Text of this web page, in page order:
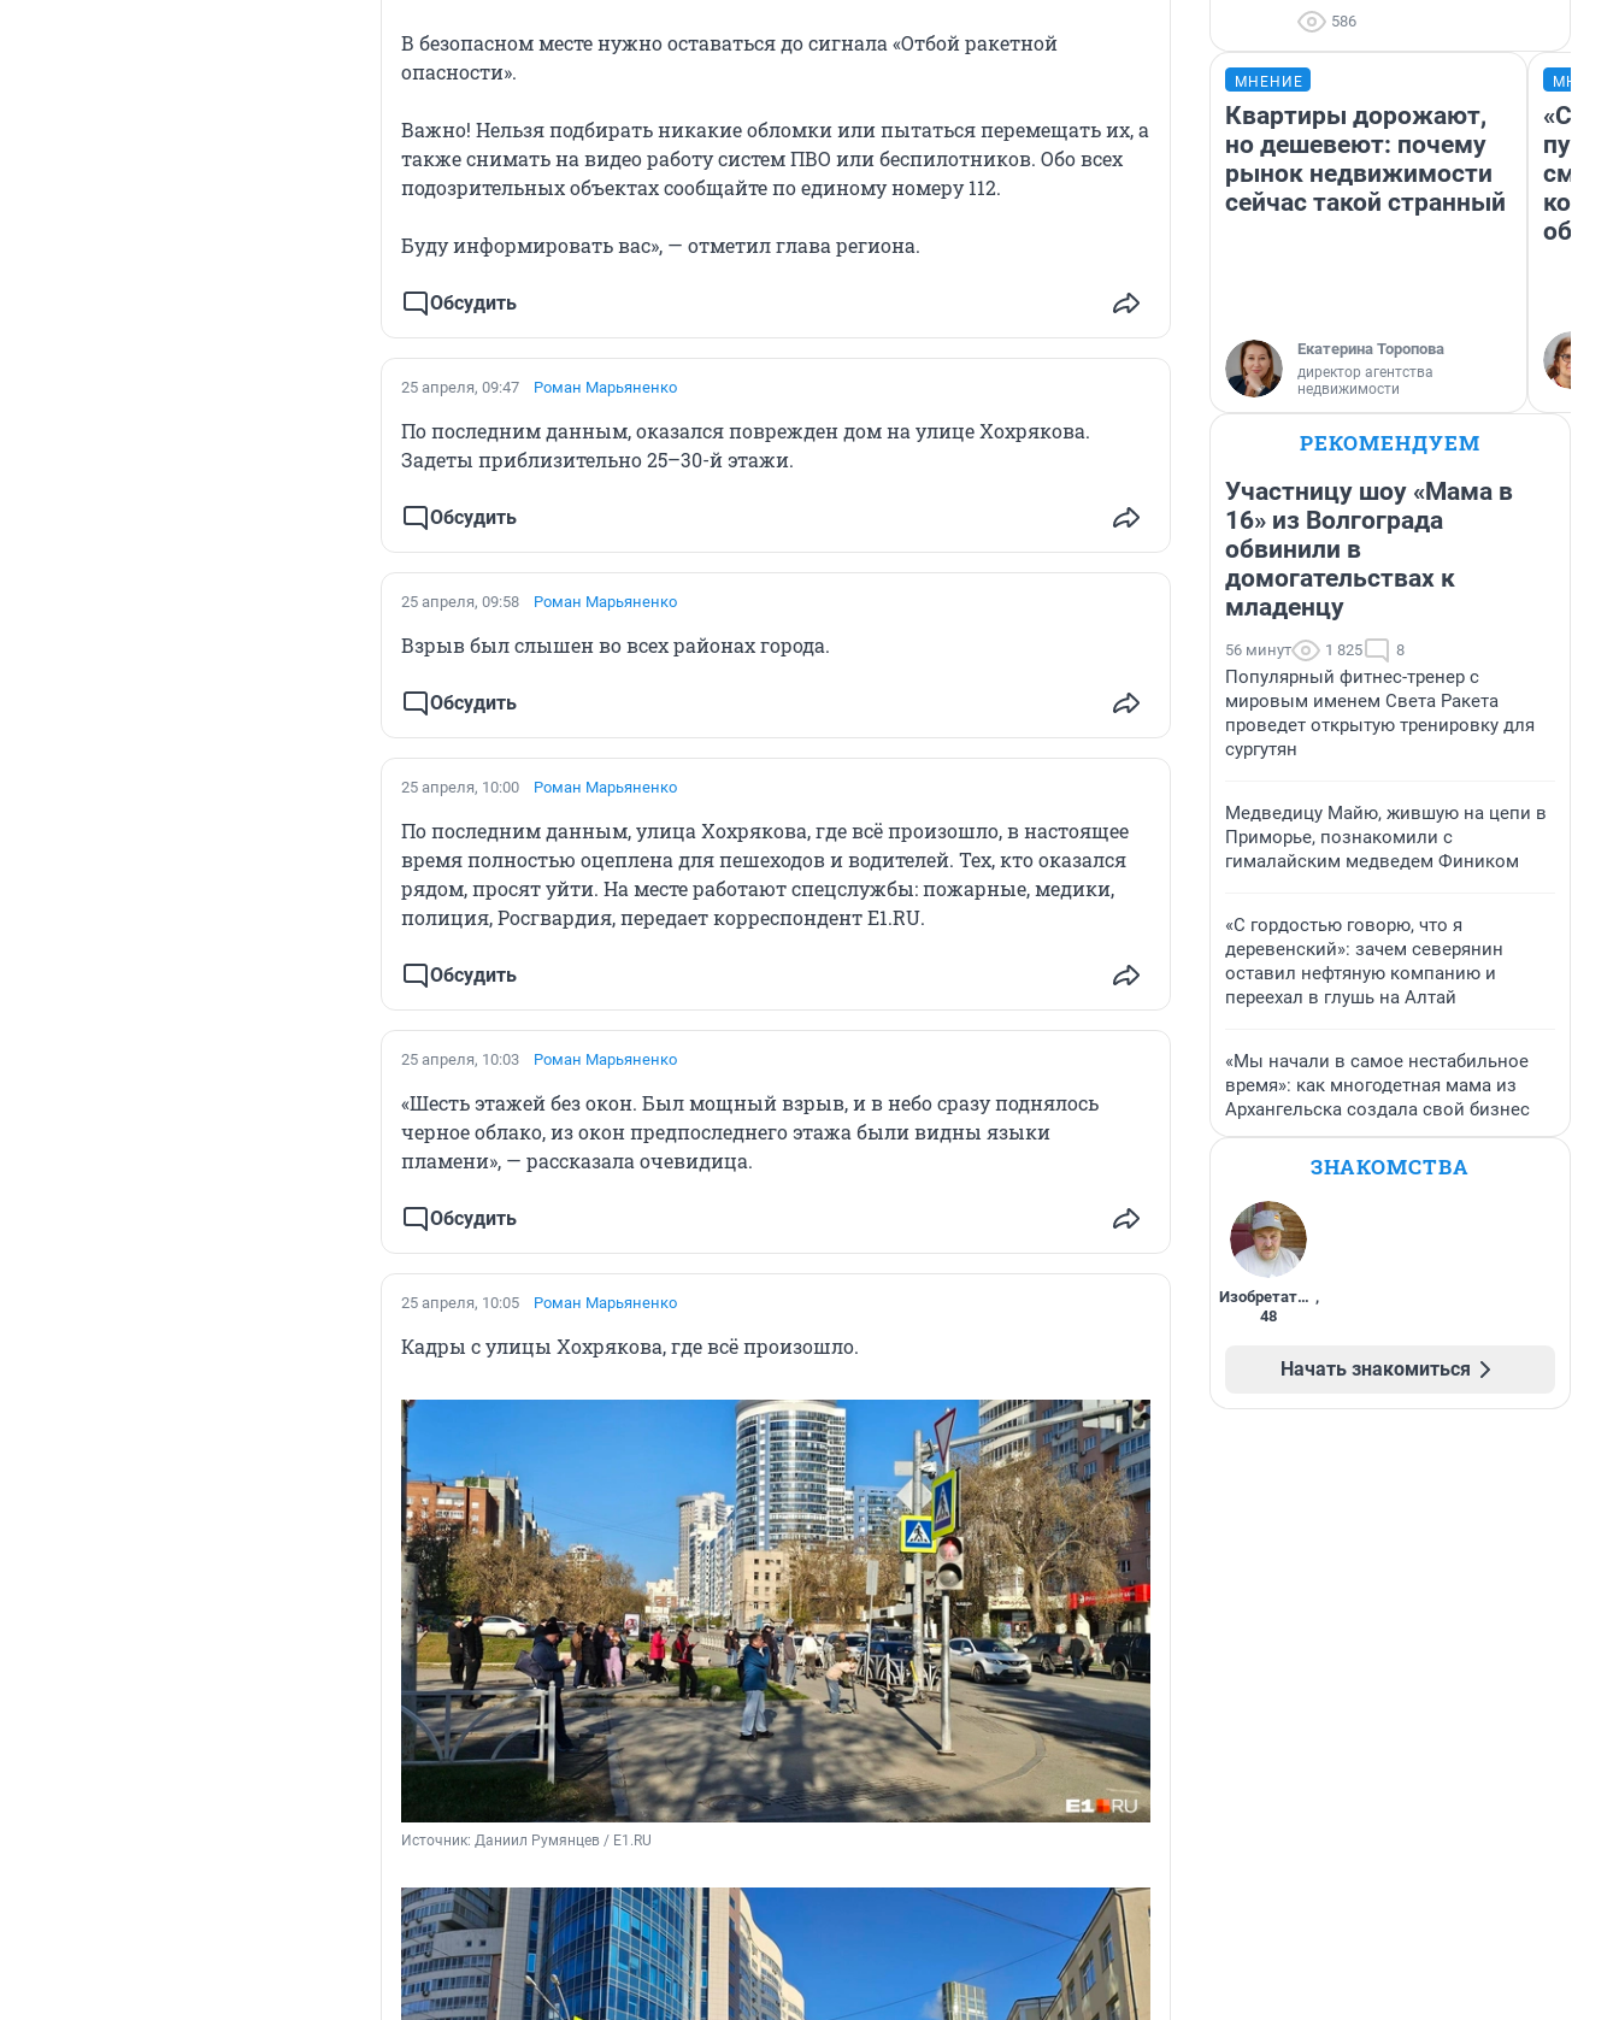
В безопасном месте нужно оставаться до сигнала «Отбой ракетной
опасности».
Важно! Нельзя подбирать никакие обломки или пытаться перемещать их, а
также снимать на видео работу систем ПВО или беспилотников. Обо всех
подозрительных объектах сообщайте по единому номеру 112.
Буду информировать вас», — отметил глава региона.
Обсудить
25 апреля, 09:47 Роман Марьяненко
По последним данным, оказался поврежден дом на улице Хохрякова.
Задеты приблизительно 25–30-й этажи.
Обсудить
25 апреля, 09:58 Роман Марьяненко
Взрыв был слышен во всех районах города.
Обсудить
25 апреля, 10:00 Роман Марьяненко
По последним данным, улица Хохрякова, где всё произошло, в настоящее
время полностью оцеплена для пешеходов и водителей. Тех, кто оказался
рядом, просят уйти. На месте работают спецслужбы: пожарные, медики,
полиция, Росгвардия, передает корреспондент E1.RU.
Обсудить
25 апреля, 10:03 Роман Марьяненко
«Шесть этажей без окон. Был мощный взрыв, и в небо сразу поднялось
черное облако, из окон предпоследнего этажа были видны языки
пламени», — рассказала очевидица.
Обсудить
25 апреля, 10:05 Роман Марьяненко
Кадры с улицы Хохрякова, где всё произошло.
Источник: Даниил Румянцев / E1.RU
586
МНЕНИЕ
Квартиры дорожают,
но дешевеют: почему
рынок недвижимости
сейчас такой странный
Екатерина Торопова
директор агентства
недвижимости
РЕКОМЕНДУЕМ
Участницу шоу «Мама в
16» из Волгограда
обвинили в
домогательствах к
младенцу
56 минут 1 825 8
Популярный фитнес-тренер с
мировым именем Света Ракета
проведет открытую тренировку для
сургутян
Медведицу Майю, жившую на цепи в
Приморье, познакомили с
гималайским медведем Фиником
«С гордостью говорю, что я
деревенский»: зачем северянин
оставил нефтяную компанию и
переехал в глушь на Алтай
«Мы начали в самое нестабильное
время»: как многодетная мама из
Архангельска создала свой бизнес
ЗНАКОМСТВА
Изобретатель ,
48
Начать знакомиться